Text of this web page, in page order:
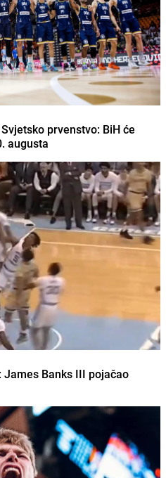
prvenstvo: BiH će
augusta
Banks III pojačao